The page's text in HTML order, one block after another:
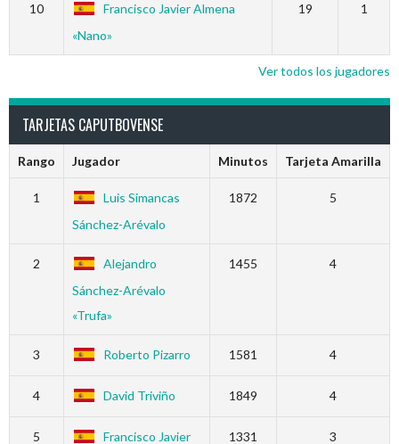
10
Francisco Javier Almena
«Nano»
19 1
Ver todos los jugadores
TARJETAS CAPUTBOVENSE
Rango Jugador Minutos Tarjeta Amarilla
1
Luis Simancas
Sánchez-Arévalo
1872 5
2
Alejandro
Sánchez-Arévalo
«Trufa»
1455 4
3 Roberto Pizarro 1581 4
4 David Triviño 1849 4
5 Francisco Javier 1331 3